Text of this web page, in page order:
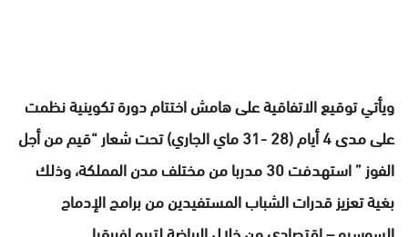
ويأتي توقيع الاتفاقية على هامش اختتام دورة تكوينية نظمت
على مدى 4 أيام (28 -31 ماي الجاري) تحت شعار “قيم من أجل
الفوز ” استهدفت 30 مدربا من مختلف مدن المملكة، وذلك
بغية تعزيز قدرات الشباب المستفيدين من برامج الإدماج